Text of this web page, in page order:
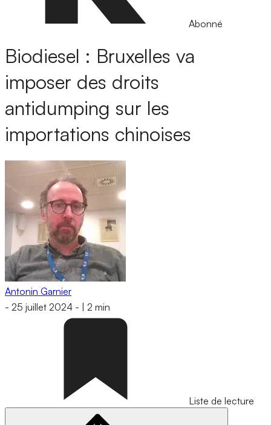
Abonné
Biodiesel : Bruxelles va
imposer des droits
antidumping sur les
importations chinoises
Antonin Garnier
- 25 juillet 2024 - 2 min
Liste de lecture